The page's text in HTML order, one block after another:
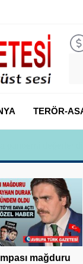
TERÖR-
mağduru